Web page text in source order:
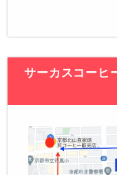
サーカスコーヒ